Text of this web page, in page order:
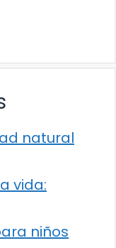
natural
vida:
niños